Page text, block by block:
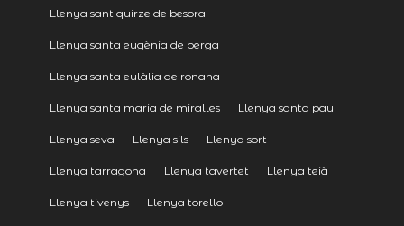
Llenya sant quirze de besora
Llenya santa eugènia de berga
Llenya santa eulàlia de ronana
Llenya santa maria de miralles Llenya santa pau
Llenya seva Llenya sils Llenya sort
Llenya tarragona Llenya tavertet Llenya teià
Llenya tivenys Llenya torello